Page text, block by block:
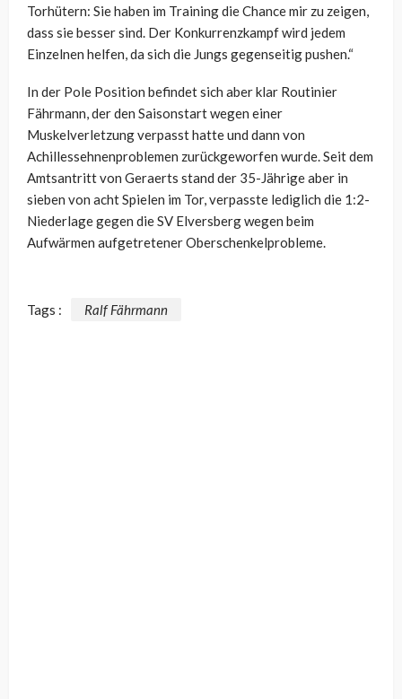
Torhütern: Sie haben im Training die Chance mir zu zeigen,
dass sie besser sind. Der Konkurrenzkampf wird jedem
Einzelnen helfen, da sich die Jungs gegenseitig pushen.“
In der Pole Position befindet sich aber klar Routinier
Fährmann, der den Saisonstart wegen einer
Muskelverletzung verpasst hatte und dann von
Achillessehnenproblemen zurückgeworfen wurde. Seit dem
Amtsantritt von Geraerts stand der 35-Jährige aber in
sieben von acht Spielen im Tor, verpasste lediglich die 1:2-
Niederlage gegen die SV Elversberg wegen beim
Aufwärmen aufgetretener Oberschenkelprobleme.
Tags : Ralf Fährmann